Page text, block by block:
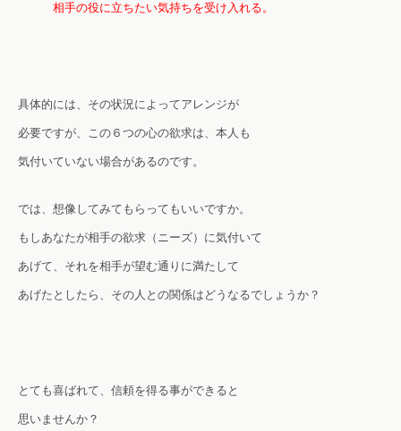
相手の役に立ちたい気持ちを受け入れる。
具体的には、その状況によってアレンジが
必要ですが、この６つの心の欲求は、本人も
気付いていない場合があるのです。
では、想像してみてもらってもいいですか。
もしあなたが相手の欲求（ニーズ）に気付いて
あげて、それを相手が望む通りに満たして
あげたとしたら、その人との関係はどうなるでしょうか？
とても喜ばれて、信頼を得る事ができると
思いませんか？